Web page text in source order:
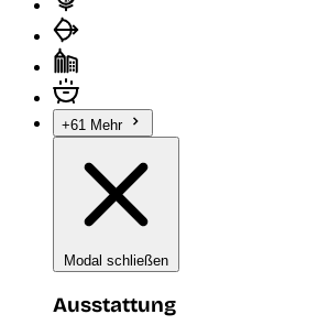
+61 Mehr
Modal schließen
Ausstattung